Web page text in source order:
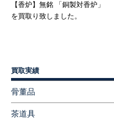
【香炉】無銘 「銅製対香炉」
を買取り致しました。
買取実績
骨董品
茶道具